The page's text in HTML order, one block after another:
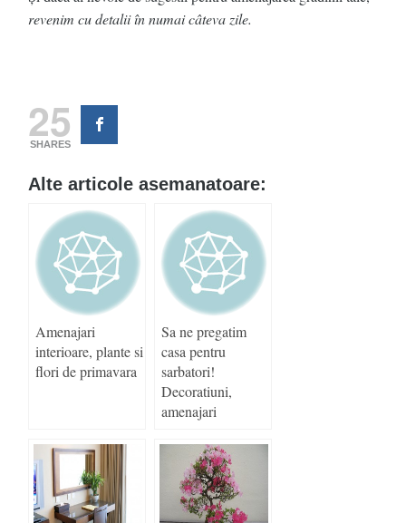
revenim cu detalii în numai câteva zile.
25
SHARES
Alte articole asemanatoare:
Amenajari
interioare, plante si
flori de primavara
Sa ne pregatim
casa pentru
sarbatori!
Decoratiuni,
amenajari